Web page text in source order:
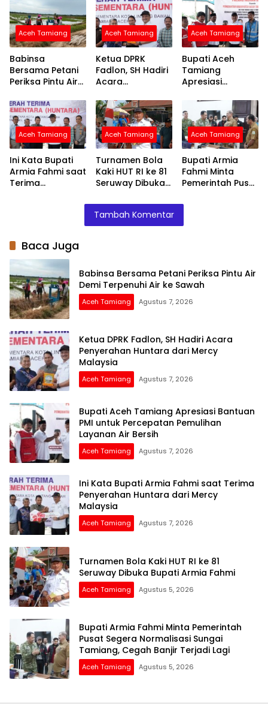
Aceh Tamiang
Babinsa
Bersama Petani
Periksa Pintu Air
Air ke Sawah
Aceh Tamiang
Ketua DPRK
Fadlon, SH Hadiri
Acara
Huntara dari
Mercy Malaysia
Aceh Tamiang
Bupati Aceh
Tamiang
Apresiasi
untuk
Percepatan
Pemulihan
Layanan Air
Bersih
Aceh Tamiang
Ini Kata Bupati
Armia Fahmi saat
Terima
Aceh Tamiang
Turnamen Bola
Kaki HUT RI ke 81
Seruway Dibuka
Fahmi
Aceh Tamiang
Bupati Armia
Fahmi Minta
Pemerintah Pusat
Normalisasi
Cegah Banjir
Tambah Komentar
Baca Juga
Babinsa Bersama Petani Periksa Pintu Air
Demi Terpenuhi Air ke Sawah
Aceh Tamiang Agustus 7, 2026
Ketua DPRK Fadlon, SH Hadiri Acara
Penyerahan Huntara dari Mercy
Malaysia
Aceh Tamiang Agustus 7, 2026
Bupati Aceh Tamiang Apresiasi Bantuan
PMI untuk Percepatan Pemulihan
Layanan Air Bersih
Aceh Tamiang Agustus 7, 2026
Ini Kata Bupati Armia Fahmi saat Terima
Penyerahan Huntara dari Mercy
Malaysia
Aceh Tamiang Agustus 7, 2026
Turnamen Bola Kaki HUT RI ke 81
Seruway Dibuka Bupati Armia Fahmi
Aceh Tamiang Agustus 5, 2026
Bupati Armia Fahmi Minta Pemerintah
Pusat Segera Normalisasi Sungai
Tamiang, Cegah Banjir Terjadi Lagi
Aceh Tamiang Agustus 5, 2026